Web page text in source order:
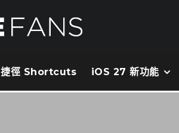
捷徑 Shortcuts iOS 27 新功能